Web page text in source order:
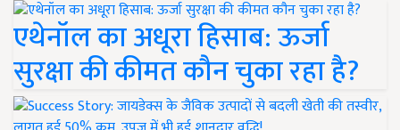
एथेनॉल का अधूरा हिसाब: ऊर्जा
सुरक्षा की कीमत कौन चुका रहा है?